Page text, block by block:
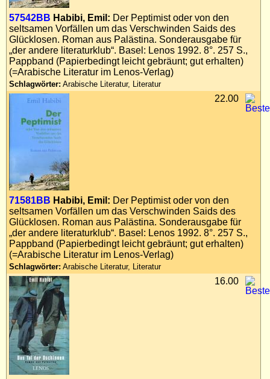
57542BB Habibi, Emil: Der Peptimist oder von den
seltsamen Vorfällen um das Verschwinden Saids des
Glücklosen. Roman aus Palästina. Sonderausgabe für
„der andere literaturklub“. Basel: Lenos 1992. 8°. 257 S.,
Pappband (Papierbedingt leicht gebräunt; gut erhalten)
(=Arabische Literatur im Lenos-Verlag)
Schlagwörter: Arabische Literatur, Literatur
71581BB Habibi, Emil: Der Peptimist oder von den
seltsamen Vorfällen um das Verschwinden Saids des
Glücklosen. Roman aus Palästina. Sonderausgabe für
„der andere literaturklub“. Basel: Lenos 1992. 8°. 257 S.,
Pappband (Papierbedingt leicht gebräunt; gut erhalten)
(=Arabische Literatur im Lenos-Verlag)
Schlagwörter: Arabische Literatur, Literatur
22.00
16.00